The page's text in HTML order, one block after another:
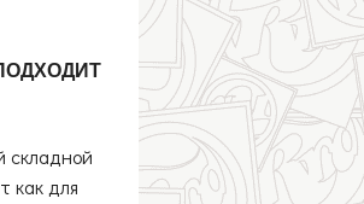
складной
как для